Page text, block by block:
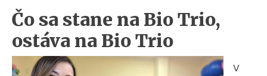
Čo sa stane na Bio Trio,
ostáva na Bio Trio
V